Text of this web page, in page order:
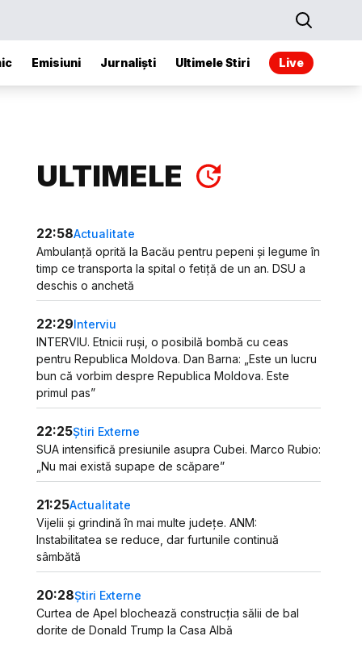
Emisiuni Jurnaliști Ultimele Stiri Live
ULTIMELE
22:58Actualitate
Ambulanță oprită la Bacău pentru pepeni și legume în
timp ce transporta la spital o fetiță de un an. DSU a
deschis o anchetă
22:29Interviu
INTERVIU. Etnicii ruși, o posibilă bombă cu ceas
pentru Republica Moldova. Dan Barna: „Este un lucru
bun că vorbim despre Republica Moldova. Este
primul pas”
22:25Știri Externe
SUA intensifică presiunile asupra Cubei. Marco Rubio:
„Nu mai există supape de scăpare”
21:25Actualitate
Vijelii și grindină în mai multe județe. ANM:
Instabilitatea se reduce, dar furtunile continuă
sâmbătă
20:28Știri Externe
Curtea de Apel blochează construcția sălii de bal
dorite de Donald Trump la Casa Albă